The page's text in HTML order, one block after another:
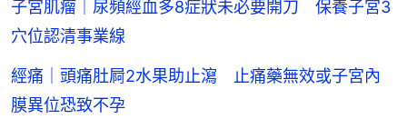
子宮肌瘤｜尿頻經血多8症狀未必要開刀 保養子宮3
穴位認清事業線
經痛｜頭痛肚屙2水果助止瀉 止痛藥無效或子宮內
膜異位恐致不孕